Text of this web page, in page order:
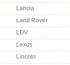
Lancia
Land Rover
LDV
Lexus
Lincoln